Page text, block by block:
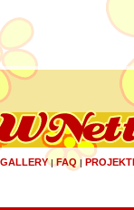
GALLERY|FAQ |